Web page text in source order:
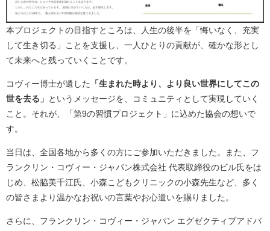
本プロジェクトの目指すところは、人生の後半を「悔いなく、充実
して生き切る」ことを支援し、一人ひとりの貢献が、確かな形とし
て未来へと残っていくことです。
コヴィー博士が遺した
「生まれた時より、より良い世界にしてこの
世を去る」
というメッセージを、コミュニティとして実現していく
こと。それが、「第9の習慣プロジェクト」に込めた協会の想いで
す。
当日は、全国各地から多くの方にご参加いただきました。また、フ
ランクリン・コヴィー・ジャパン株式会社 代表取締役のビル氏をは
じめ、松脇美千江氏、小森こどもクリニックの小森先生など、多く
の皆さまより温かなお祝いの言葉やお心遣いを賜りました。
さらに、フランクリン・コヴィー・ジャパン エグゼクティブアドバ